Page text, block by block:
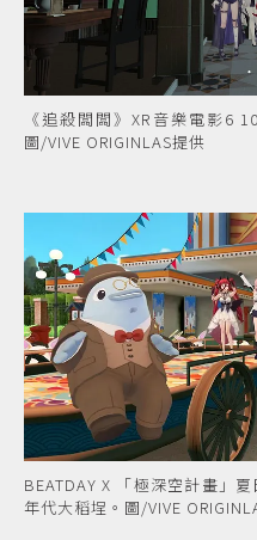
《追殺闆闆》XR音樂電影6
圖/VIVE ORIGINLAS提供
BEATDAY X 「極深空計畫」
年代大稻埕。圖/VIVE